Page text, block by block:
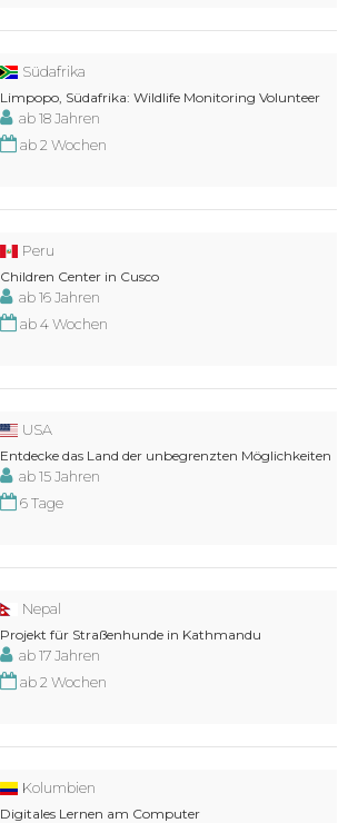
Südafrika
Limpopo, Südafrika: Wildlife Monitoring Volunteer
ab 18 Jahren
ab 2 Wochen
Peru
Children Center in Cusco
ab 16 Jahren
ab 4 Wochen
USA
Entdecke das Land der unbegrenzten Möglichkeiten
ab 15 Jahren
6 Tage
Nepal
Projekt für Straßenhunde in Kathmandu
ab 17 Jahren
ab 2 Wochen
Kolumbien
Digitales Lernen am Computer